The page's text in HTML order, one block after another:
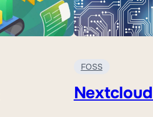
FOSS